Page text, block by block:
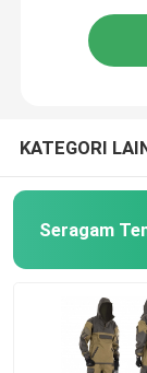
KATEGORI
Seragam